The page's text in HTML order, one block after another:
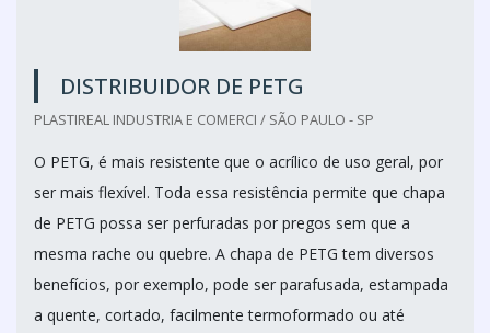
DISTRIBUIDOR DE PETG
PLASTIREAL INDUSTRIA E COMERCI / SÃO PAULO - SP
O PETG, é mais resistente que o acrílico de uso geral, por
ser mais flexível. Toda essa resistência permite que chapa
de PETG possa ser perfuradas por pregos sem que a
mesma rache ou quebre. A chapa de PETG tem diversos
benefícios, por exemplo, pode ser parafusada, estampada
a quente, cortado, facilmente termoformado ou até